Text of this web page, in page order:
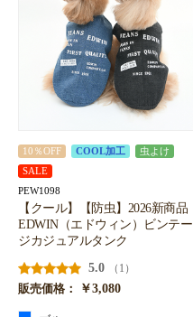
10％OFF COOL加工
虫よけ
SALE
PEW1098
【クール】【防虫】2026新商品
EDWIN（エドウィン）ビンテー
ジカジュアルタンク
5.0
（1）
販売価格：
￥3,080